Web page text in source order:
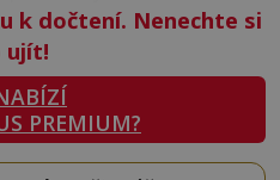
k dočtení. Nenechte si
ujít!
PREMIUM?